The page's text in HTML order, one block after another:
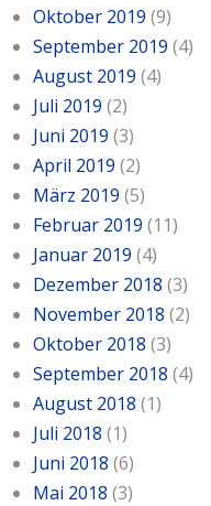
Oktober 2019 (9)
September 2019 (4)
August 2019 (4)
Juli 2019 (2)
Juni 2019 (3)
April 2019 (2)
März 2019 (5)
Februar 2019 (11)
Januar 2019 (4)
Dezember 2018 (3)
November 2018 (2)
Oktober 2018 (3)
September 2018 (4)
August 2018 (1)
Juli 2018 (1)
Juni 2018 (6)
Mai 2018 (3)